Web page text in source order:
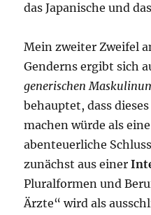
das Japanische und
Mein zweiter Zweifel
Genderns ergibt sich
generischen
behauptet, dass
machen würde als
abenteuerliche
zunächst aus einer
Pluralformen und
Ärzte“ wird als